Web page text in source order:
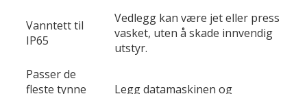
Vanntett til
IP65
Vedlegg kan være jet eller press
vasket, uten å skade innvendig
utstyr.
Passer de
fleste tynne
Legg datamaskinen og